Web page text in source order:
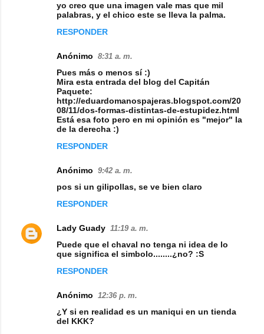
yo creo que una imagen vale mas que mil
palabras, y el chico este se lleva la palma.
RESPONDER
Anónimo 8:31 a. m.
Pues más o menos sí :)
Mira esta entrada del blog del Capitán
Paquete:
http://eduardomanospajeras.blogspot.com/20
08/11/dos-formas-distintas-de-estupidez.html
Está esa foto pero en mi opinión es "mejor" la
de la derecha :)
RESPONDER
Anónimo 9:42 a. m.
pos si un gilipollas, se ve bien claro
RESPONDER
Lady Guady 11:19 a. m.
Puede que el chaval no tenga ni idea de lo
que significa el simbolo........¿no? :S
RESPONDER
Anónimo 12:36 p. m.
¿Y si en realidad es un maniqui en un tienda
del KKK?